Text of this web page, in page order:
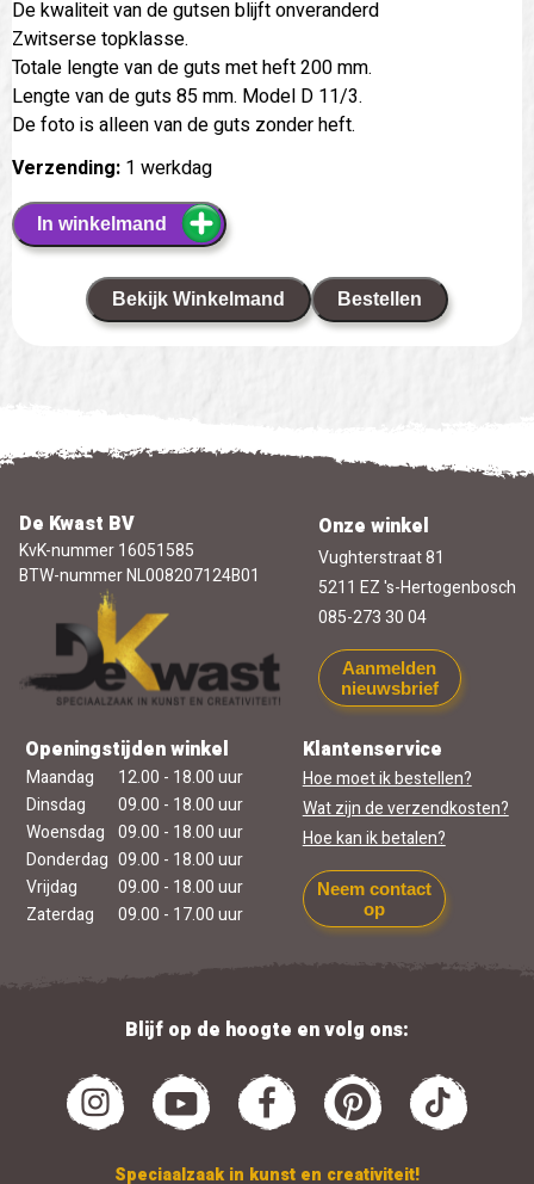
De kwaliteit van de gutsen blijft onveranderd
Zwitserse topklasse.
Totale lengte van de guts met heft 200 mm.
Lengte van de guts 85 mm. Model D 11/3.
De foto is alleen van de guts zonder heft.
Verzending: 1 werkdag
In winkelmand
Bekijk Winkelmand Bestellen
De Kwast BV
KvK-nummer 16051585
BTW-nummer NL008207124B01
Onze winkel
Vughterstraat 81
5211 EZ 's-Hertogenbosch
085-273 30 04
Aanmelden
nieuwsbrief
Openingstijden winkel
Maandag
12.00 - 18.00 uur
Dinsdag
09.00 - 18.00 uur
Woensdag 09.00 - 18.00 uur
Donderdag 09.00 - 18.00 uur
Vrijdag
09.00 - 18.00 uur
Zaterdag
09.00 - 17.00 uur
Klantenservice
Hoe moet ik bestellen?
Wat zijn de verzendkosten?
Hoe kan ik betalen?
Neem contact
op
Blijf op de hoogte en volg ons:
Speciaalzaak in kunst en creativiteit!